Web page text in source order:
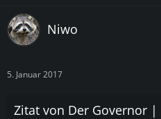
Niwo
5. Januar 2017
Zitat von Der Governor |